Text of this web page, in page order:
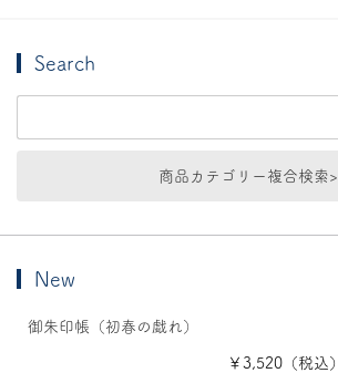
Search
商品カテゴリー複合検索>
New
御朱印帳（初春の戯れ）
￥3,520（税込）